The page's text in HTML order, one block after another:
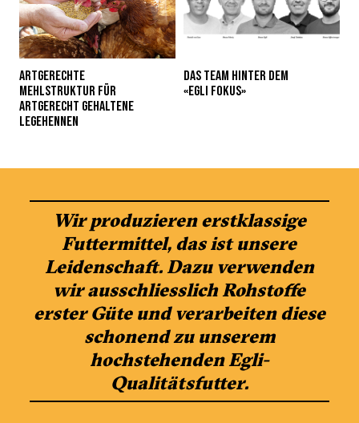
ARTGERECHTE
MEHLSTRUKTUR FÜR
ARTGERECHT GEHALTENE
LEGEHENNEN
DAS TEAM HINTER DEM
«EGLI FOKUS»
Wir produzieren erstklassige
Futtermittel, das ist unsere
Leidenschaft. Dazu verwenden
wir ausschliesslich Rohstoffe
erster Güte und verarbeiten diese
schonend zu unserem
hochstehenden Egli-
Qualitätsfutter.